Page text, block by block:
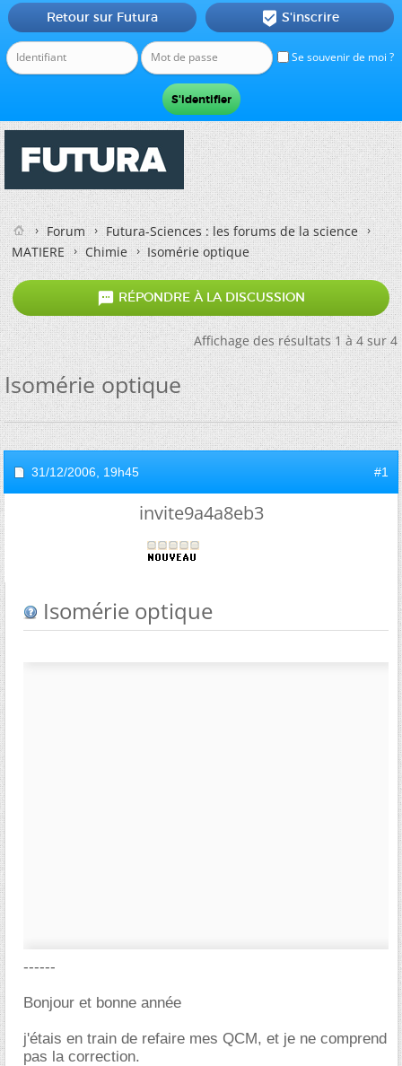
Se souvenir de moi ?
Retour sur Futura  S'inscrire
Forum
Futura-Sciences : les forums de la science
MATIERE
Chimie Isomérie optique
 RÉPONDRE À LA DISCUSSION
Affichage des résultats 1 à 4 sur 4
Isomérie optique
31/12/2006, 19h45 #1
invite9a4a8eb3
Isomérie optique
------
Bonjour et bonne année
j'étais en train de refaire mes QCM, et je ne comprend
pas la correction.